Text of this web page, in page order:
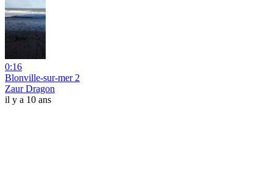
0:16
Blonville-sur-mer 2
Zaur Dragon
il y a 10 ans